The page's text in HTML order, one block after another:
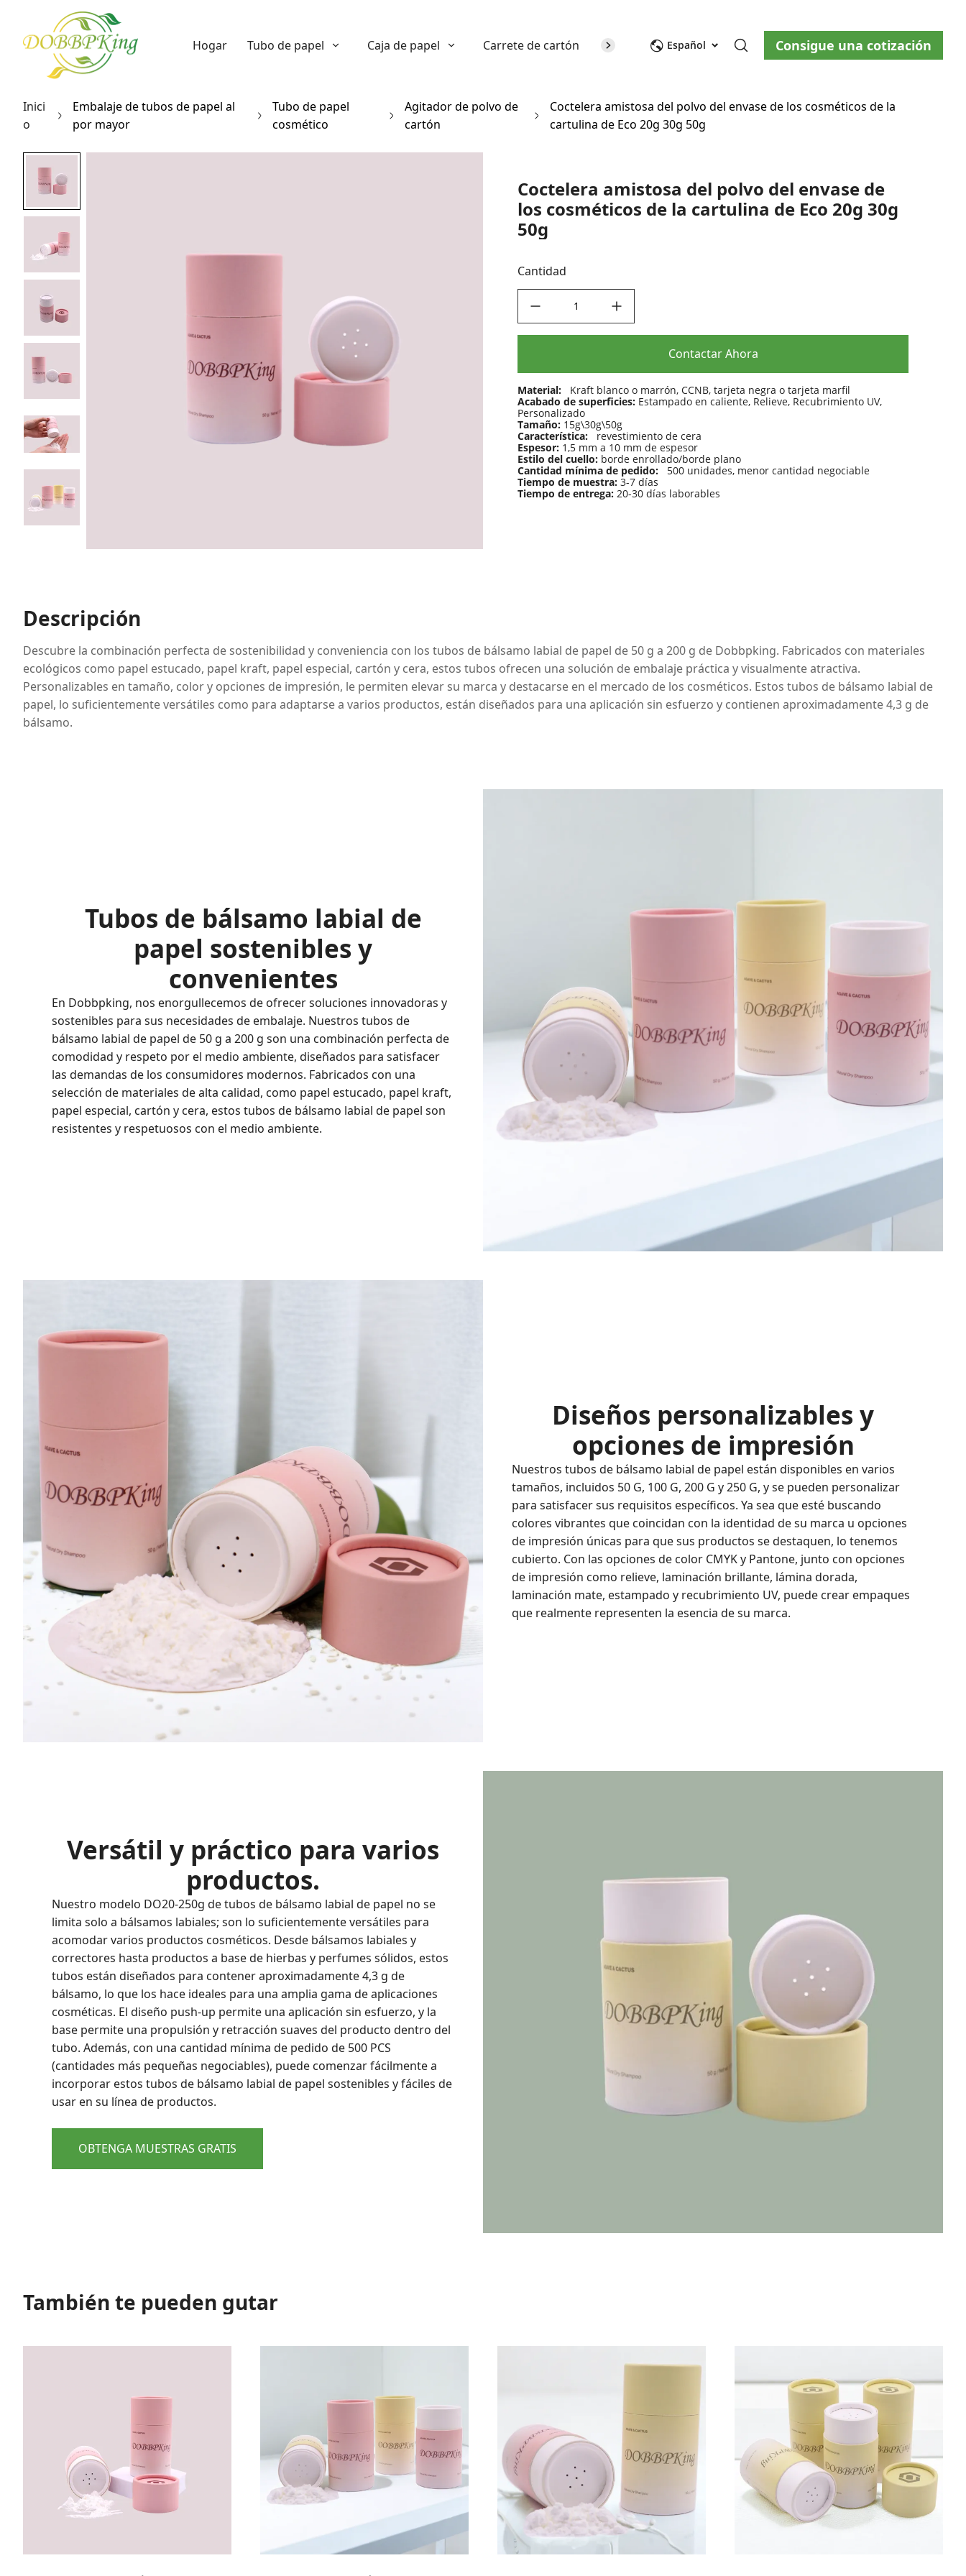
Hogar Tubo de papel Caja de papel Carrete de cartón Sobre nosotros Blog Contáctenos
Español Consigue una cotización
Inici
o
Embalaje de tubos de papel al
por mayor
Tubo de papel
cosmético
Agitador de polvo de
cartón
Coctelera amistosa del polvo del envase de los cosméticos de la
cartulina de Eco 20g 30g 50g
Coctelera amistosa del polvo del envase de
los cosméticos de la cartulina de Eco 20g 30g
50g
Cantidad
Contactar Ahora
Material:
Kraft blanco o marrón, CCNB, tarjeta negra o tarjeta marfil
Acabado de superficies: Estampado en caliente, Relieve, Recubrimiento UV,
Personalizado
Tamaño: 15g\30g\50g
Característica:
revestimiento de cera
Espesor: 1,5 mm a 10 mm de espesor
Estilo del cuello: borde enrollado/borde plano
Cantidad mínima de pedido:
500 unidades, menor cantidad negociable
Tiempo de muestra: 3-7 días
Tiempo de entrega: 20-30 días laborables
Descripción
Descubre la combinación perfecta de sostenibilidad y conveniencia con los tubos de bálsamo labial de papel de 50 g a 200 g de Dobbpking. Fabricados con materiales
ecológicos como papel estucado, papel kraft, papel especial, cartón y cera, estos tubos ofrecen una solución de embalaje práctica y visualmente atractiva.
Personalizables en tamaño, color y opciones de impresión, le permiten elevar su marca y destacarse en el mercado de los cosméticos. Estos tubos de bálsamo labial de
papel, lo suficientemente versátiles como para adaptarse a varios productos, están diseñados para una aplicación sin esfuerzo y contienen aproximadamente 4,3 g de
bálsamo.
Tubos de bálsamo labial de
papel sostenibles y
convenientes
En Dobbpking, nos enorgullecemos de ofrecer soluciones innovadoras y
sostenibles para sus necesidades de embalaje. Nuestros tubos de
bálsamo labial de papel de 50 g a 200 g son una combinación perfecta de
comodidad y respeto por el medio ambiente, diseñados para satisfacer
las demandas de los consumidores modernos. Fabricados con una
selección de materiales de alta calidad, como papel estucado, papel kraft,
papel especial, cartón y cera, estos tubos de bálsamo labial de papel son
resistentes y respetuosos con el medio ambiente.
Diseños personalizables y
opciones de impresión
Nuestros tubos de bálsamo labial de papel están disponibles en varios
tamaños, incluidos 50 G, 100 G, 200 G y 250 G, y se pueden personalizar
para satisfacer sus requisitos específicos. Ya sea que esté buscando
colores vibrantes que coincidan con la identidad de su marca u opciones
de impresión únicas para que sus productos se destaquen, lo tenemos
cubierto. Con las opciones de color CMYK y Pantone, junto con opciones
de impresión como relieve, laminación brillante, lámina dorada,
laminación mate, estampado y recubrimiento UV, puede crear empaques
que realmente representen la esencia de su marca.
Versátil y práctico para varios
productos.
Nuestro modelo DO20-250g de tubos de bálsamo labial de papel no se
limita solo a bálsamos labiales; son lo suficientemente versátiles para
acomodar varios productos cosméticos. Desde bálsamos labiales y
correctores hasta productos a base de hierbas y perfumes sólidos, estos
tubos están diseñados para contener aproximadamente 4,3 g de
bálsamo, lo que los hace ideales para una amplia gama de aplicaciones
cosméticas. El diseño push-up permite una aplicación sin esfuerzo, y la
base permite una propulsión y retracción suaves del producto dentro del
tubo. Además, con una cantidad mínima de pedido de 500 PCS
(cantidades más pequeñas negociables), puede comenzar fácilmente a
incorporar estos tubos de bálsamo labial de papel sostenibles y fáciles de
usar en su línea de productos.
OBTENGA MUESTRAS GRATIS
También te pueden gutar